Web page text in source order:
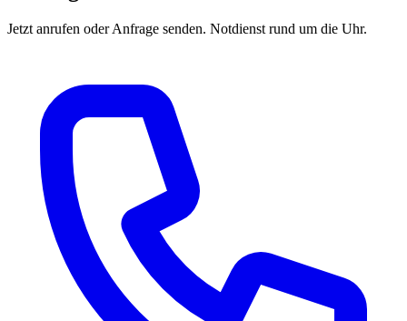
Jetzt anrufen oder Anfrage senden. Notdienst rund um die Uhr.